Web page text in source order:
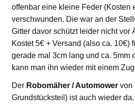
offenbar eine kleine Feder (Kosten
verschwunden. Die war an der
Gitter davor schützt leider nicht vor
Kostet 5€ + Versand (also ca. 10€)
gerade mal 3cm lang und ca. 5mm
kann man ihn wieder mit einem
Der Robomäher / Automower von
Grundstücksteil) ist auch wieder